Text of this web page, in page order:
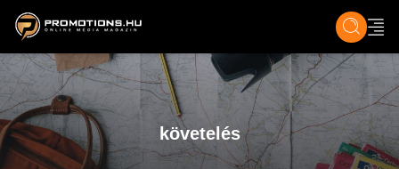
ZENE, FILM & KULT ÉLET TECH &
követelés